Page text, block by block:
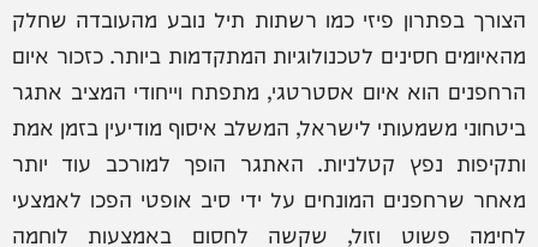
הצורך בפתרון פיזי כמו רשתות תיל נובע מהעובדה שחלק
מהאיומים חסינים לטכנולוגיות המתקדמות ביותר. כזכור איום
הרחפנים הוא איום אסטרטגי, מתפתח וייחודי המציב אתגר
ביטחוני משמעותי לישראל, המשלב איסוף מודיעין בזמן אמת
ותקיפות נפץ קטלניות. האתגר הופך למורכב עוד יותר
מאחר שרחפנים המונחים על ידי סיב אופטי הפכו לאמצעי
לחימה פשוט וזול, שקשה לחסום באמצעות לוחמה